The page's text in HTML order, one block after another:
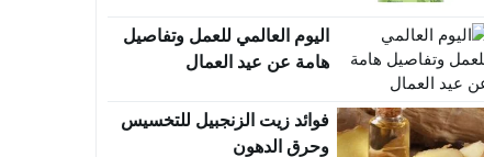
اليوم العالمي للعمل وتفاصيل
هامة عن عيد العمال
فوائد زيت الزنجبيل للتخسيس
وحرق الدهون